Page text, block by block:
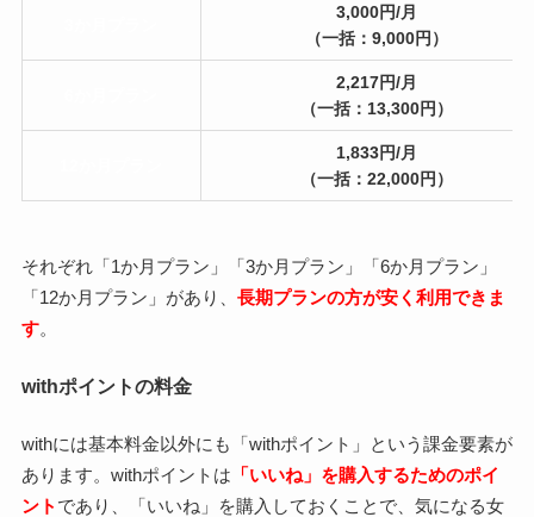
3,000円/月
（一括：9,000円）
2,217円/月
（一括：13,300円）
1,833円/月
（一括：22,000円）
それぞれ「1か月プラン」「3か月プラン」「6か月プラン」
「12か月プラン」があり、 長期プランの方が安く利用できま
す。
withポイントの料金
withには基本料金以外にも「withポイント」という課金要素が
あります。withポイントは 「いいね」を購入するためのポイ
ント であり、「いいね」を購入しておくことで、気になる女